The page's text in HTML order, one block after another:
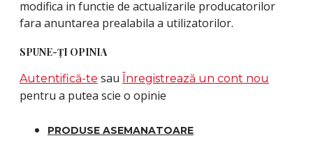
modifica in functie de actualizarile producatorilor
fara anuntarea prealabila a utilizatorilor.
SPUNE-ŢI OPINIA
Autentifică-te sau Înregistrează un cont nou
pentru a putea scie o opinie
PRODUSE ASEMANATOARE